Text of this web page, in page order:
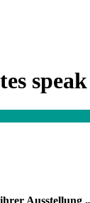
Ausstellung